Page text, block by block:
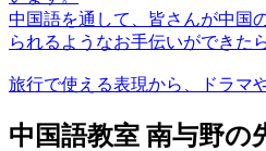
中国語を通して、皆さんが中国
られるようなお手伝いができた
旅行で使える表現から、ドラマ
中国語教室 南与野の